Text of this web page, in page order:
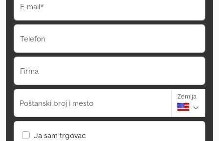
E-mail*
Telefon
Firma
Poštanski broj i mesto
Zemlja
Ja sam trgovac